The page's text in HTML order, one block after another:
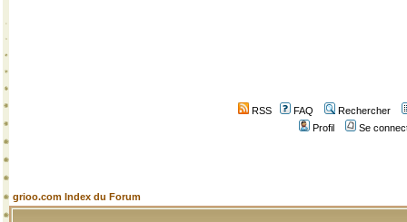
RSS FAQ
Rechercher
Profil
Se
grioo.com Index du Forum